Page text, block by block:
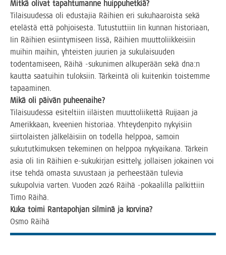
Mit­kä oli­vat tapah­tu­man­ne huippuhetkiä?
Tilai­suu­des­sa oli edus­ta­jia Räi­hien eri suku­haa­rois­ta sekä
ete­läs­tä että poh­joi­ses­ta. Tutus­tut­tiin Iin kun­nan his­to­ri­aan,
Iin Räi­hien esiin­ty­mi­seen Iis­sä, Räi­hien muut­to­liik­kei­siin
mui­hin mai­hin, yhteis­ten juu­rien ja suku­lai­suu­den
toden­ta­mi­seen, Räi­hä ‑suku­ni­men alku­pe­rään sekä dna:n
kaut­ta saa­tui­hin tulok­siin. Tär­kein­tä oli kui­ten­kin tois­tem­me
tapaaminen.
Mikä oli päi­vän puheenaihe?
Tilai­suu­des­sa esi­tel­tiin iiläis­ten muut­to­lii­ket­tä Rui­jaan ja
Ame­rik­kaan, kvee­nien his­to­ri­aa. Yhtey­den­pi­to nykyi­siin
siir­to­lais­ten jäl­ke­läi­siin on todel­la help­poa, samoin
suku­tut­ki­muk­sen teke­mi­nen on help­poa nyky­ai­ka­na. Tär­kein
asia oli Iin Räi­hien e‑sukukirjan esit­te­ly, jol­lai­sen jokai­nen voi
itse teh­dä omas­ta suvus­taan ja per­hees­tään tule­via
suku­pol­via var­ten. Vuo­den 2026 Räi­hä ‑pokaa­lil­la pal­kit­tiin
Timo Räihä.
Kuka toi­mi Ran­ta­poh­jan sil­mi­nä ja korvina?
Osmo Räi­hä